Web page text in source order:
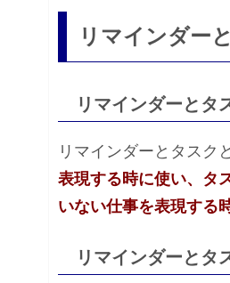
リマインダー
リマインダーとタ
リマインダーとタスク
表現する時に使い、タ
いない仕事を表現する
リマインダーとタ